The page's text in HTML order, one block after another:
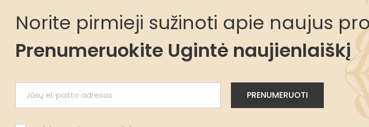
Norite pirmieji sužinoti apie naujus
Prenumeruokite Ugintė naujienlaiškį